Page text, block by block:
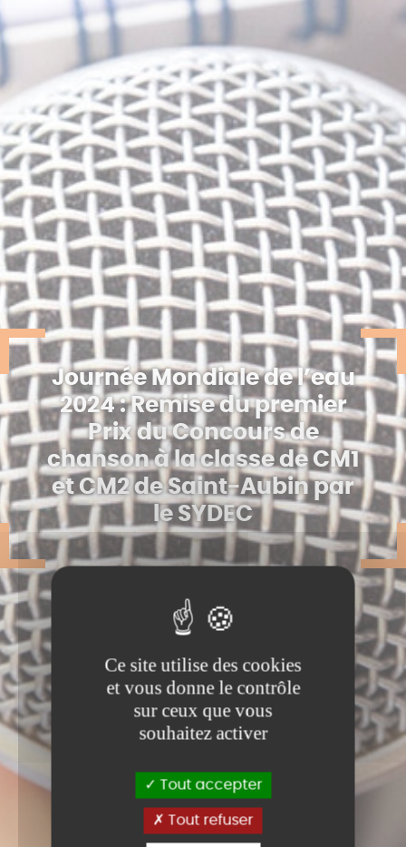
Ce site utilise des cookies
et vous donne le contrôle
sur ceux que vous
souhaitez activer
Tout accepter
Tout refuser
Journée Mondiale de l’eau
2024 : Remise du premier
Prix du Concours de
chanson à la classe de CM1
et CM2 de Saint-Aubin par
le SYDEC